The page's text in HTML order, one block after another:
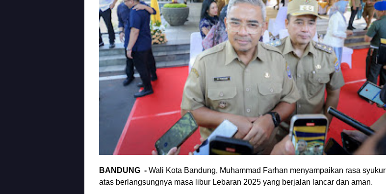
BANDUNG - Wali Kota Bandung, Muhammad Farhan menyampaikan rasa syukur
atas berlangsungnya masa libur Lebaran 2025 yang berjalan lancar dan aman.